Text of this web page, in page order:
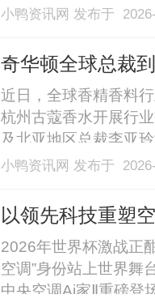
磅首发“利星能星河分
智算与清洁能源协同
小鸭资讯网 发布于
奇华顿全球总裁
近日，全球香精香料
杭州古蔻香水开展行
及北亚地区总裁李亚
势、产品创新、消费
XavierRenard长期负
小鸭资讯网 发布于
以领先科技重塑
海信造”响彻全球
2026年世界杯激战正
空调”身份站上世界舞
中央空调Ai家Ⅱ重磅登